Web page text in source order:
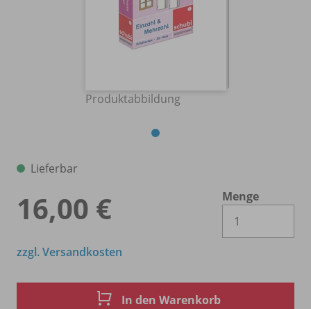
Produktabbildung
Lieferbar
16,00 €
Menge
zzgl. Versandkosten
In den Warenkorb